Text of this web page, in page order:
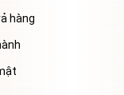
hàng